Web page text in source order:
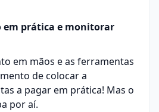
em prática e monitorar
em mãos e as ferramentas
de colocar a
a pagar em prática! Mas o
por aí.